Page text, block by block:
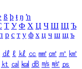
ß þ ŧ ŋ ŉ
Т У Ф Х Ц Ч Ш Щ Ъ
р с т у ф х ц ч ш щ ъ
㎗ ℓ ㎘ ㏄ ㎣ ㎤ ㎥ ㎦
㏏ ㎈ ㎉ ㏈ ㎧ ㎨ ㎰